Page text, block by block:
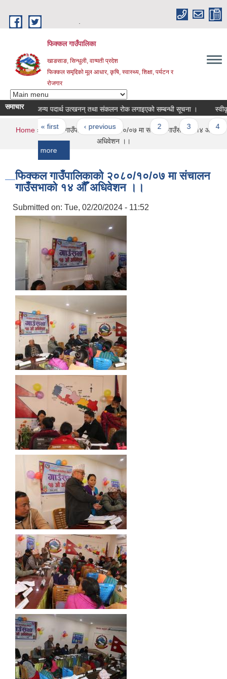
फिक्कल गाउँपालिका
खाङसाङ, सिन्धुली, वाग्मती प्रदेश
फिक्कल समृद्दिको मूल आधार, कृषि, स्वास्थ्य, शिक्षा, पर्यटन र
रोजगार
समाचार
नदीजन्य पदार्थ उत्खनन् तथा संकलन रोक लगाइएको सम्बन्धी सूचना । स्वीकृत
Pages
« first ‹ previous … 2 5
You are here
Home » फिक्कल गाउँपालिकाको २०८०/१०/०७ मा संचालन गाउँसभाको १४ औँ
अधिवेशन ।।
फिक्कल गाउँपालिकाको २०८०/१०/०७ मा संचालन
गाउँसभाको १४ औँ अधिवेशन ।।
Submitted on: Tue, 02/20/2024 - 11:52